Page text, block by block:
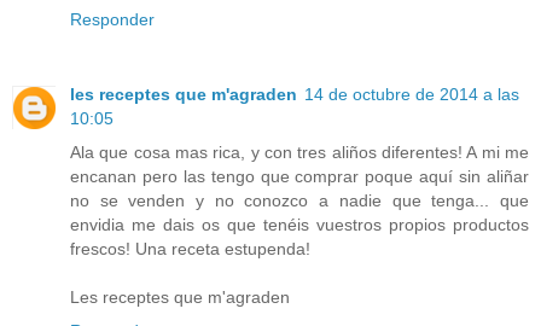
Responder
les receptes que m'agraden 14 de octubre de 2014 a las
10:05
Ala que cosa mas rica, y con tres aliños diferentes! A mi me
encanan pero las tengo que comprar poque aquí sin aliñar
no se venden y no conozco a nadie que tenga... que
envidia me dais os que tenéis vuestros propios productos
frescos! Una receta estupenda!
Les receptes que m'agraden